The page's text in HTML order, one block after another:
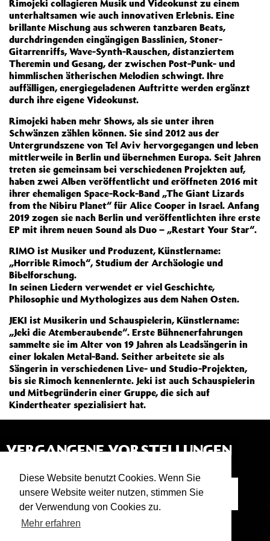
Diese Website benutzt Cookies. Wenn Sie
unsere Website weiter nutzen, stimmen Sie
der Verwendung von Cookies zu.
Mehr erfahren
Rimojeki collagieren Musik und Videokunst zu einem
unterhaltsamen wie auch innovativen Erlebnis. Eine
brillante Mischung aus schweren tanzbaren Beats,
durchdringenden eingängigen Basslinien, Stoner-
Gitarrenriffs, Wave-Synth-Rauschen, distanziertem
Theremin und Gesang, der zwischen Post-Punk- und
himmlischen ätherischen Melodien schwingt. Ihre
auffälligen, energiegeladenen Auftritte werden ergänzt
durch ihre eigene Videokunst.
Rimojeki haben mehr Shows, als sie unter ihren
Schwänzen zählen können. Sie sind 2012 aus der
Untergrundszene von Tel Aviv hervorgegangen und leben
mittlerweile in Berlin und übernehmen Europa. Seit Jahren
treten sie gemeinsam bei verschiedenen Projekten auf,
haben zwei Alben veröffentlicht und eröffneten 2016 mit
ihrer ehemaligen Space-Rock-Band „The Giant Lizards
from the Nibiru Planet“ für Alice Cooper in Israel. Anfang
2019 zogen sie nach Berlin und veröffentlichten ihre erste
EP mit ihrem neuen Sound als Duo – „Restart Your Star“.
RIMO ist Musiker und Produzent, Künstlername:
„Horrible Rimoch“, Studium der Archäologie und
Bibelforschung.
In seinen Liedern verwendet er viel Geschichte,
Philosophie und Mythologizes aus dem Nahen Osten.
JEKI ist Musikerin und Schauspielerin, Künstlername:
„Jeki die Atemberaubende“. Erste Bühnenerfahrungen
sammelte sie im Alter von 19 Jahren als Leadsängerin in
einer lokalen Metal-Band. Seither arbeitete sie als
Sängerin in verschiedenen Live- und Studio-Projekten,
bis sie Rimoch kennenlernte. Jeki ist auch Schauspielerin
und Mitbegründerin einer Gruppe, die sich auf
Kindertheater spezialisiert hat.
VERGANGENE VORSTELLUNGEN
21:45
RIMOJEKI LIVE ATELIER
Psychedelic-Rock-Duo | Konzert